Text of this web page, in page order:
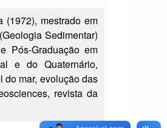
mestrado em
Sedimentar)
Pós-Graduação em
e do Quaternário,
do mar, evolução das
revista da